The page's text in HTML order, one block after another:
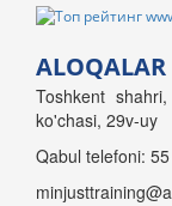
ALOQALAR
Toshkent
ko'chasi, 29v-uy
Qabul telefoni: